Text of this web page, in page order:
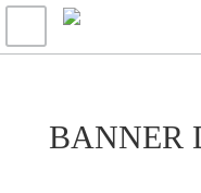
BANNER